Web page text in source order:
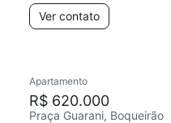
Ver contato
Chegou há 6 dias
Apartamento
R$ 620.000
Praça Guarani, Boqueirão